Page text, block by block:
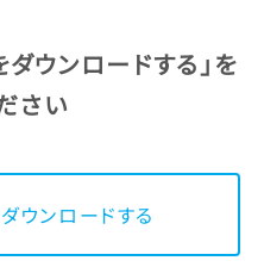
ウンロードする」 を
さい
ウンロードする